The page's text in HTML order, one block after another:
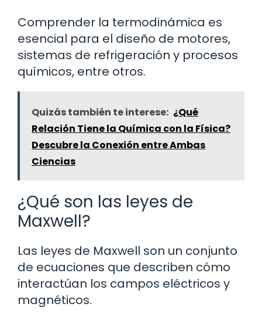
Comprender la termodinámica es
esencial para el diseño de motores,
sistemas de refrigeración y procesos
químicos, entre otros.
Quizás también te interese: ¿Qué
Relación Tiene la Química con la Física?
Descubre la Conexión entre Ambas
Ciencias
¿Qué son las leyes de
Maxwell?
Las leyes de Maxwell son un conjunto
de ecuaciones que describen cómo
interactúan los campos eléctricos y
magnéticos.